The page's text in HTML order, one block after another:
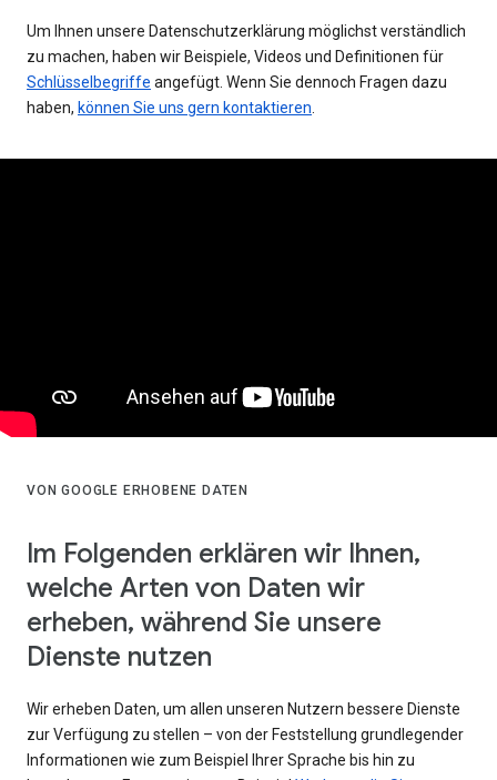
Um Ihnen unsere Datenschutzerklärung möglichst verständlich
zu machen, haben wir Beispiele, Videos und Definitionen für
Schlüsselbegriffe angefügt. Wenn Sie dennoch Fragen dazu
haben, können Sie uns gern kontaktieren
VON GOOGLE ERHOBENE DATEN
Im Folgenden erklären wir Ihnen,
welche Arten von Daten wir
erheben, während Sie unsere
Dienste nutzen
Wir erheben Daten, um allen unseren Nutzern bessere Dienste
zur Verfügung zu stellen – von der Feststellung grundlegender
Informationen wie zum Beispiel Ihrer Sprache bis hin zu